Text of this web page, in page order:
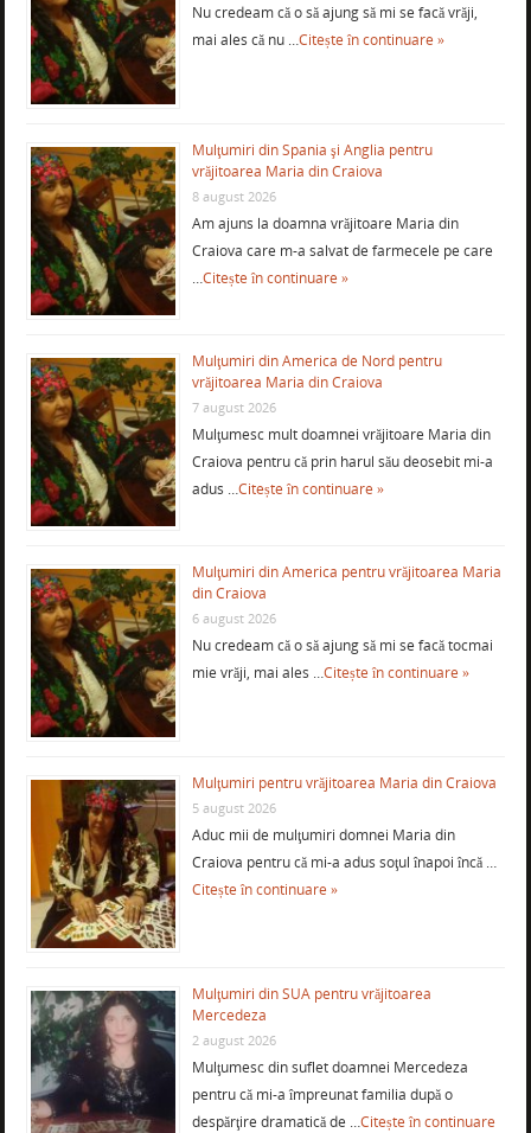
Nu credeam că o să ajung să mi se facă vrăji,
mai ales că nu …Citește în continuare »
Mulţumiri din Spania şi Anglia pentru
vrăjitoarea Maria din Craiova
8 august 2026
Am ajuns la doamna vrăjitoare Maria din
Craiova care m-a salvat de farmecele pe care
…Citește în continuare »
Mulţumiri din America de Nord pentru
vrăjitoarea Maria din Craiova
7 august 2026
Mulţumesc mult doamnei vrăjitoare Maria din
Craiova pentru că prin harul său deosebit mi-a
adus …Citește în continuare »
Mulţumiri din America pentru vrăjitoarea Maria
din Craiova
6 august 2026
Nu credeam că o să ajung să mi se facă tocmai
mie vrăji, mai ales …Citește în continuare »
Mulţumiri pentru vrăjitoarea Maria din Craiova
5 august 2026
Aduc mii de mulţumiri domnei Maria din
Craiova pentru că mi-a adus soţul înapoi încă …
Citește în continuare »
Mulţumiri din SUA pentru vrăjitoarea
Mercedeza
2 august 2026
Mulţumesc din suflet doamnei Mercedeza
pentru că mi-a împreunat familia după o
despărţire dramatică de …Citește în continuare